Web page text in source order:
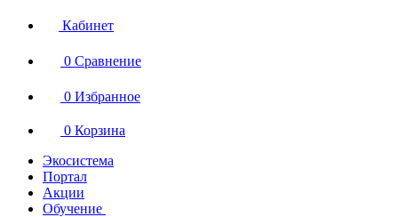
Кабинет
0 Сравнение
0 Избранное
0 Корзина
Экосистема
Портал
Акции
Обучение